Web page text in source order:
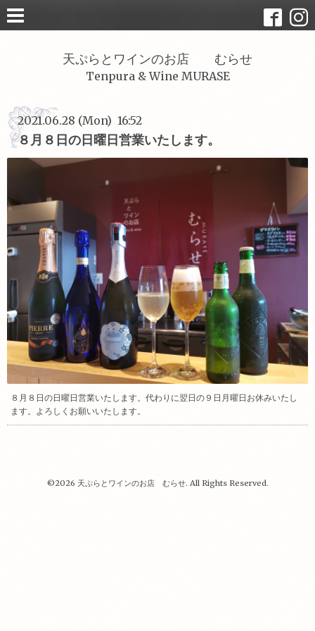
天ぷらとワインのお店 むらせ
Tenpura & Wine MURASE
2021.06.28 (Mon) 16:52
８月８日の日曜日営業いたします。
８月８日の日曜日営業いたします。代わりに翌日の９日月曜日お休みいたし
ます。よろしくお願いいたします。
©2026 天ぷらとワインのお店 むらせ. All Rights Reserved.